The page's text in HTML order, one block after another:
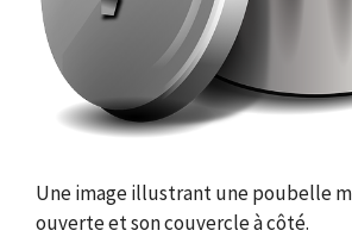
Une image illustrant une poubelle
ouverte et son couvercle à côté.